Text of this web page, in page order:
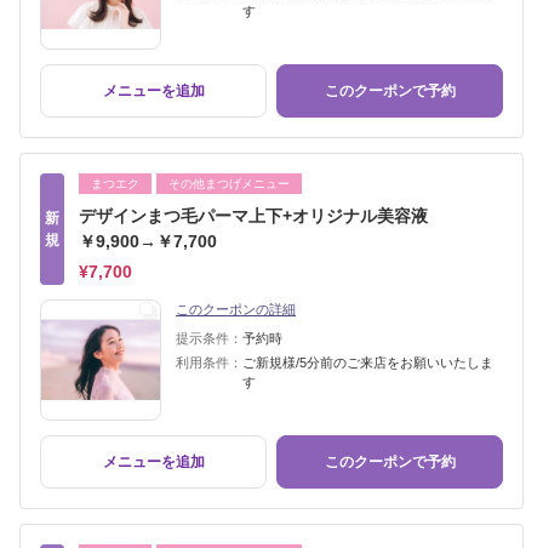
す
メニューを追加 このクーポンで予約
新
規
まつエク その他まつげメニュー
デザインまつ毛パーマ上下+オリジナル美容液
￥9,900→￥7,700
¥7,700
このクーポンの詳細
提示条件： 予約時
利用条件： ご新規様/5分前のご来店をお願いいたしま
す
メニューを追加 このクーポンで予約